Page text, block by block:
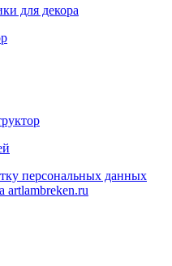
для декора
персональных данных
artlambreken.ru